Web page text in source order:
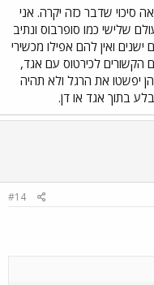
סיכוי שדבר כזה יקרה. אני
שלישי כמו סופרבוס ונתיב
ואין להם אפילו מכשירי
הקשורים לכירטוס עם אגד,
הן יפשטו את הרגל ולא תהיה
בתוך אגד או דן.
#14